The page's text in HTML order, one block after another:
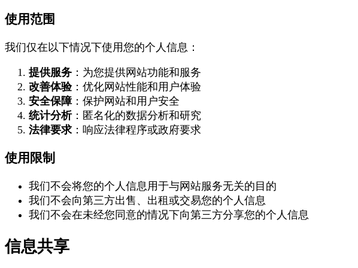
使用范围
我们仅在以下情况下使用您的个人信息：
提供服务 ：为您提供网站功能和服务
改善体验：优化网站性能和用户体验
安全保障：保护网站和用户安全
统计分析：匿名化的数据分析和研究
法律要求：响应法律程序或政府要求
使用限制
我们不会将您的个人信息用于与网站服务无关的目的
我们不会向第三方出售、出租或交易您的个人信息
我们不会在未经您同意的情况下向第三方分享您的个人信息
信息共享